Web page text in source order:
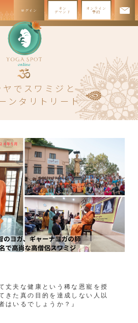
ログイン オン
デマンド
オンライン
予約
ヤでスワミジと
ンタリトリート
丈夫な健康という稀な恩寵を授
きた真の目的を達成しない人以
はいるでしょうか？』